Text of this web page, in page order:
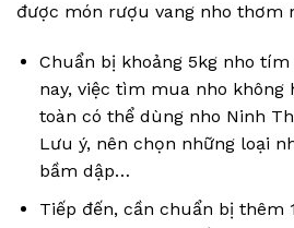
được món rượu vang nho thơm
Chuẩn bị khoảng 5kg nho
nay, việc tìm mua nho không
toàn có thể dùng nho Ninh
Lưu ý, nên chọn những loại
bầm dập…
Tiếp đến, cần chuẩn bị thêm